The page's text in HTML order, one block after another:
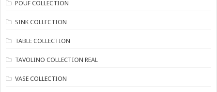
POUF COLLECTION
SINK COLLECTION
TABLE COLLECTION
TAVOLINO COLLECTION REAL
VASE COLLECTION